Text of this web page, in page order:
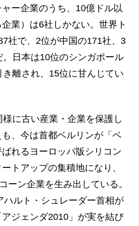
ー企業のうち、10億ドル以
企業）は6社しかない。世界ト
社で、2位が中国の171社、3
日本は10位のシンガポール
き離され、15位に甘んじてい
に古い産業・企業を保護し
、今は首都ベルリンが「ベ
れるヨーロッパ版シリコン
トアップの集積地になり、
ーン企業を生み出している。
ハルト・シュレーダー首相が
ジェンダ2010」が実を結び